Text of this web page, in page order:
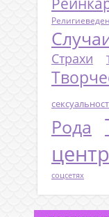
Страхи
Рода
соцсетях